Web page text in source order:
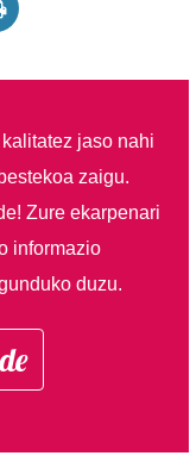
jaso nahi
zaigu.
Zure ekarpenari
informazio
duzu.